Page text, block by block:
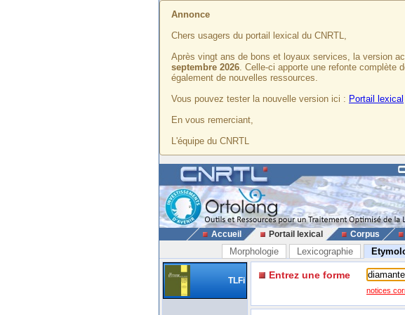
Annonce
Chers usagers du portail lexical du CNRTL,
Après vingt ans de bons et loyaux services, la version
septembre 2026. Celle-ci apporte une refonte complète
également de nouvelles ressources.
Vous pouvez tester la nouvelle version ici : Portail lexical
En vous remerciant,
L'équipe du CNRTL
Accueil Portail lexical Corpus
Morphologie Lexicographie
TLFi Entrez une forme
notices